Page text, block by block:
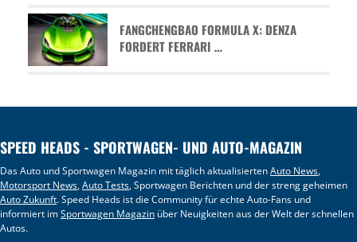
FANGCHENGBAO FORMULA X: DENZA
FORDERT FERRARI …
SPEED HEADS - SPORTWAGEN- UND AUTO-MAGAZIN
Das Auto und Sportwagen Magazin mit täglich aktualisiertenAuto News,
Motorsport News,Auto Tests, Sportwagen Berichten und der streng geheimen
Auto Zukunft. Speed Heads ist die Community für echte Auto-Fans und
informiert imSportwagen Magazin über Neuigkeiten aus der Welt der schnellen
Autos.